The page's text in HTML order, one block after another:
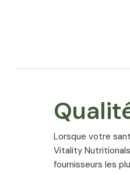
Lorsque votre
Vitality
fournisseurs les